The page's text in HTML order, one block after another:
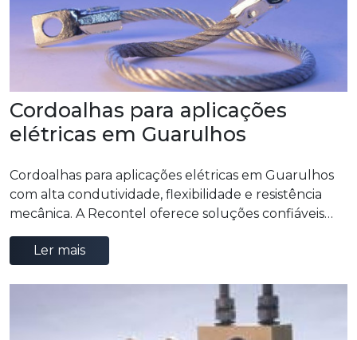
Cordoalhas para aplicações
elétricas em Guarulhos
Cordoalhas para aplicações elétricas em Guarulhos
com alta condutividade, flexibilidade e resistência
mecânica. A Recontel oferece soluções confiáveis
para sistemas elétricos industriais, garantindo
segurança, eficiência e excelente desempenho
Ler mais